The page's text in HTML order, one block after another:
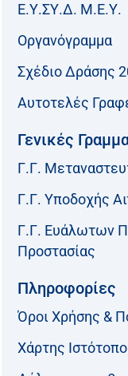
Ε.Υ.ΣΥ.Δ. Μ.Ε.Υ.
Οργανόγραμμα
Σχέδιο Δράσης
Αυτοτελές
Γενικές
Γ.Γ.
Γ.Γ. Υποδοχής
Γ.Γ. Ευάλωτων
Προστασίας
Πληροφορίες
Όροι Χρήσης &
Χάρτης